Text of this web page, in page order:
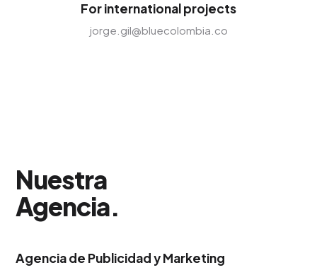
For international projects
jorge.gil@bluecolombia.co
Nuestra
Agencia.
Agencia de Publicidad y Marketing